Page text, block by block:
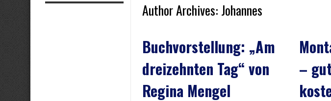
Author Archives: Johannes
Buchvorstellung: „Am
dreizehnten Tag“ von
Regina Mengel
–